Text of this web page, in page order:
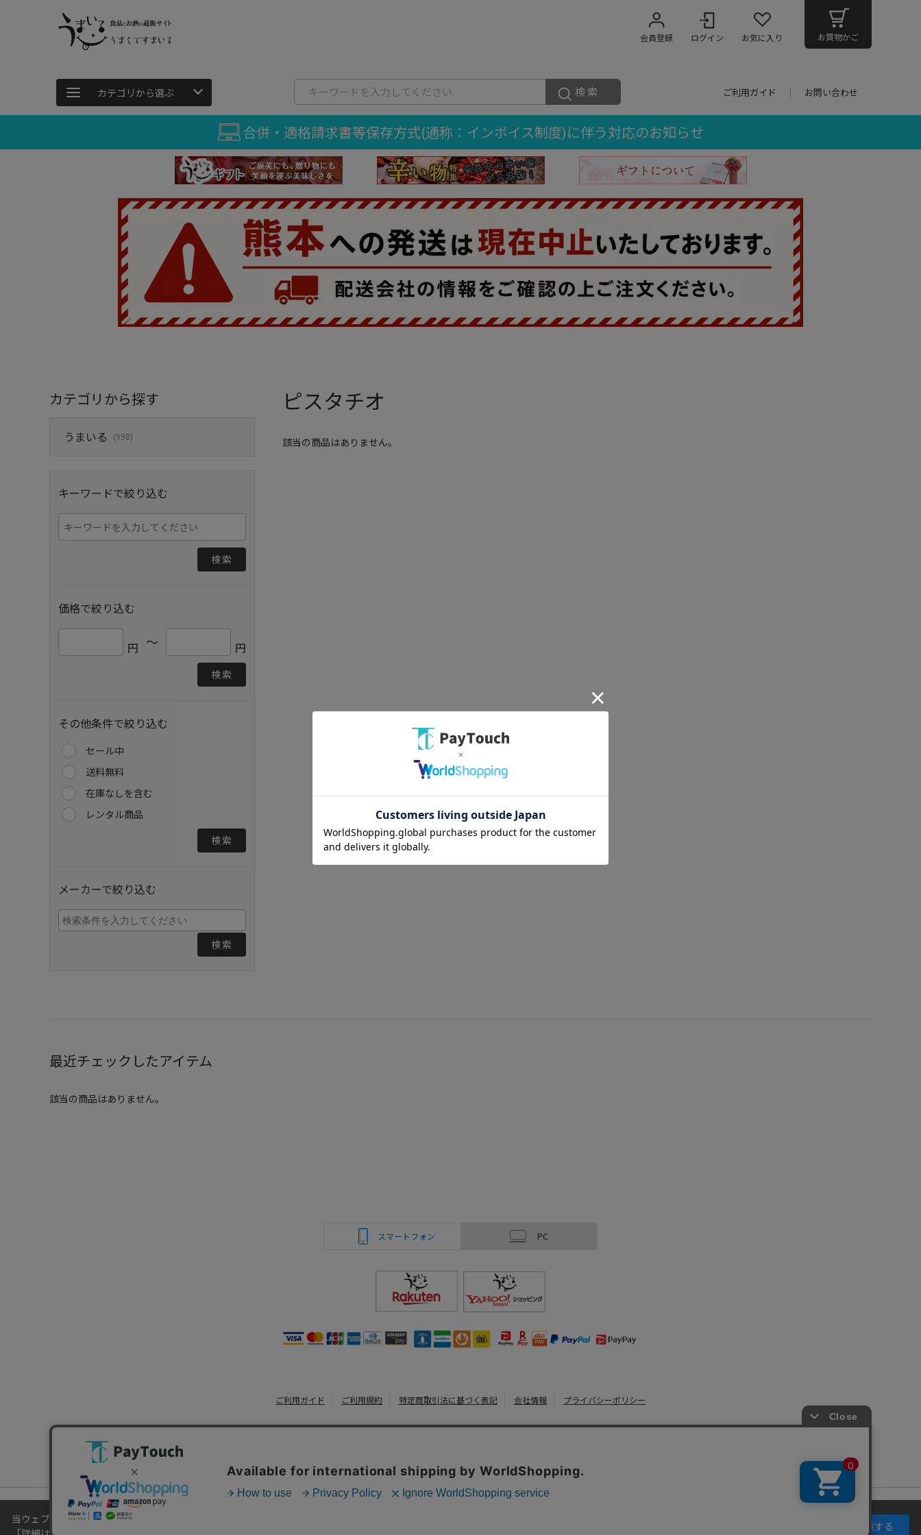
会員登録 ログイン お気に入り お買物かご
カテゴリから選ぶ 検索 ご利用ガイド お問い合わせ
合併・適格請求書等保存方式(通称：インボイス制度)に伴う対応のお知らせ
カテゴリから探す
うまいる (998)
キーワードで絞り込む
検索
価格で絞り込む
円 ～ 円
検索
その他条件で絞り込む
セール中
送料無料
在庫なしを含む
レンタル商品
検索
メーカーで絞り込む
検索
ピスタチオ
該当の商品はありません。
最近チェックしたアイテム
該当の商品はありません。
スマートフォン PC
ご利用ガイド ご利用規約 特定商取引法に基づく表記 会社情報 プライバシーポリシー
うまいる
当ウェブサイトでは、お客様により良いサービスをご提供するため、クッキーを利用しています。サイト利用を継続することにより、クッキーの使用に同意するものとします。詳細については
同意する